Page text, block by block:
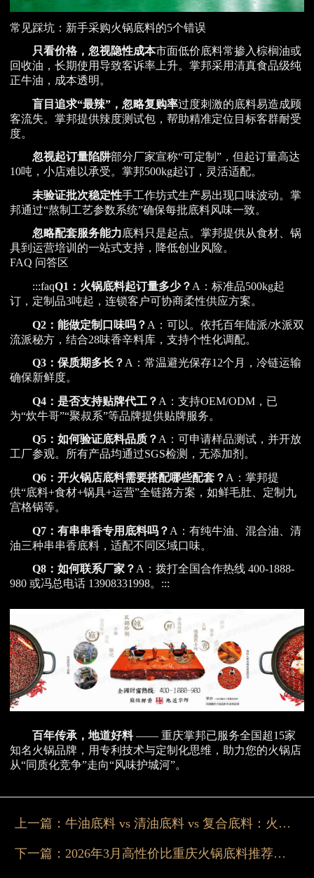
常见踩坑：新手采购火锅底料的5个错误
只看价格，忽视隐性成本市面低价底料常掺入棕榈油或
回收油，长期使用导致客诉率上升。掌邦采用清真食品级纯
正牛油，成本透明。
盲目追求“最辣”，忽略复购率过度刺激的底料易造成顾
客流失。掌邦提供辣度测试包，帮助精准定位目标客群耐受
度。
忽视起订量陷阱部分厂家宣称“可定制”，但起订量高达
10吨，小店难以承受。掌邦500kg起订，灵活适配。
未验证批次稳定性手工作坊式生产易出现口味波动。掌
邦通过“熬制工艺参数系统”确保每批底料风味一致。
忽略配套服务能力底料只是起点。掌邦提供从食材、锅
具到运营培训的一站式支持，降低创业风险。
FAQ 问答区
:::faqQ1：火锅底料起订量多少？ A：标准品500kg起
订，定制品3吨起，连锁客户可协商柔性供应方案。
Q2：能做定制口味吗？ A：可以。依托百年陆派/水派双
流派秘方，结合28味香辛料库，支持个性化调配。
Q3：保质期多长？ A：常温避光保存12个月，冷链运输
确保新鲜度。
Q4：是否支持贴牌代工？ A：支持OEM/ODM，已
为“炊牛哥”“聚叔系”等品牌提供贴牌服务。
Q5：如何验证底料品质？A：可申请样品测试，并开放
工厂参观。所有产品均通过SGS检测，无添加剂。
Q6：开火锅店底料需要搭配哪些配套？ A：掌邦提
供“底料+食材+锅具+运营”全链路方案，如鲜毛肚、定制九
宫格锅等。
Q7：有串串香专用底料吗？ A：有纯牛油、混合油、清
油三种串串香底料，适配不同区域口味。
Q8：如何联系厂家？ A：拨打全国合作热线 400-1888-
980 或冯总电话 13908331998。:::
百年传承，地道好料—— 重庆掌邦已服务全国超15家
知名火锅品牌，用专利技术与定制化思维，助力您的火锅店
从“同质化竞争”走向“风味护城河”。
上一篇： 牛油底料 vs 清油底料 vs 复合底料：火锅店老板实测对比
下一篇： 2026年3月高性价比重庆火锅底料推荐：质量靠谱、适合开店